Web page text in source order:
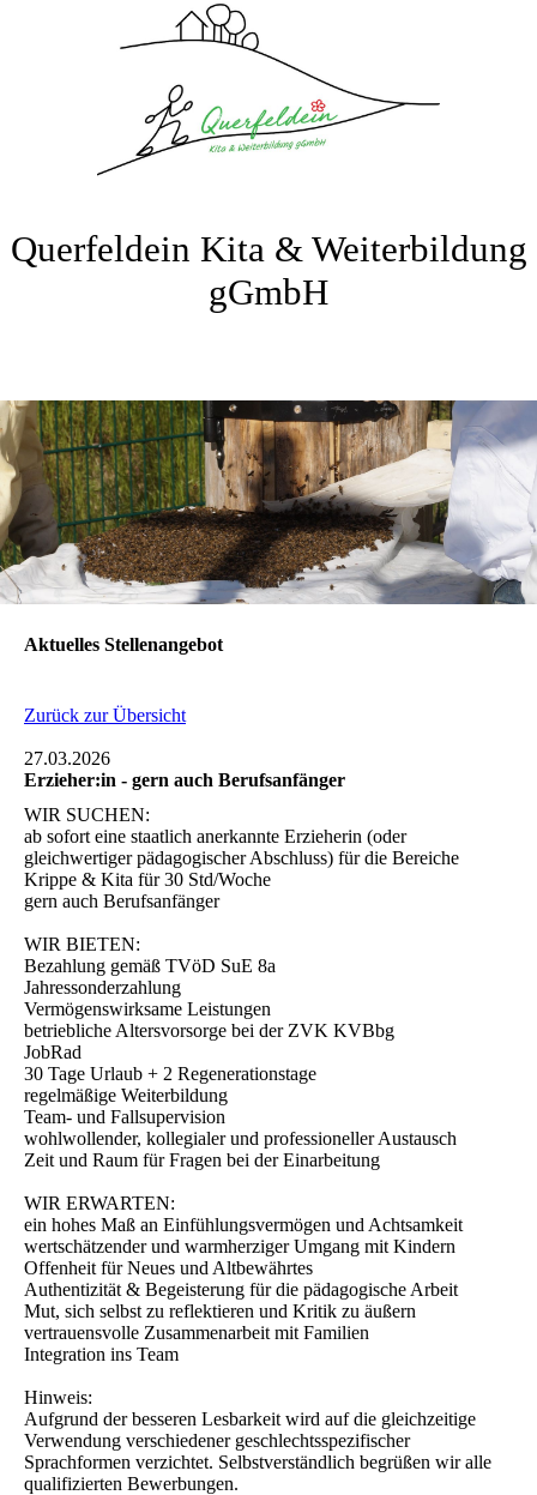
Querfeldein Kita & Weiterbildung
gGmbH
Aktuelles Stellenangebot
Zurück zur Übersicht
27.03.2026
Erzieher:in - gern auch Berufsanfänger
WIR SUCHEN:
ab sofort eine staatlich anerkannte Erzieherin (oder
gleichwertiger pädagogischer Abschluss) für die Bereiche
Krippe & Kita für 30 Std/Woche
gern auch Berufsanfänger
WIR BIETEN:
Bezahlung gemäß TVöD SuE 8a
Jahressonderzahlung
Vermögenswirksame Leistungen
betriebliche Altersvorsorge bei der ZVK KVBbg
JobRad
30 Tage Urlaub + 2 Regenerationstage
regelmäßige Weiterbildung
Team- und Fallsupervision
wohlwollender, kollegialer und professioneller Austausch
Zeit und Raum für Fragen bei der Einarbeitung
WIR ERWARTEN:
ein hohes Maß an Einfühlungsvermögen und Achtsamkeit
wertschätzender und warmherziger Umgang mit Kindern
Offenheit für Neues und Altbewährtes
Authentizität & Begeisterung für die pädagogische Arbeit
Mut, sich selbst zu reflektieren und Kritik zu äußern
vertrauensvolle Zusammenarbeit mit Familien
Integration ins Team
Hinweis:
Aufgrund der besseren Lesbarkeit wird auf die gleichzeitige
Verwendung verschiedener geschlechtsspezifischer
Sprachformen verzichtet. Selbstverständlich begrüßen wir alle
qualifizierten Bewerbungen.